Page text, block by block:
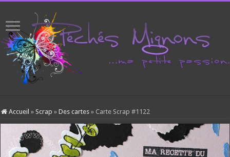
Accueil » Scrap » Des cartes » Carte Scrap #1122